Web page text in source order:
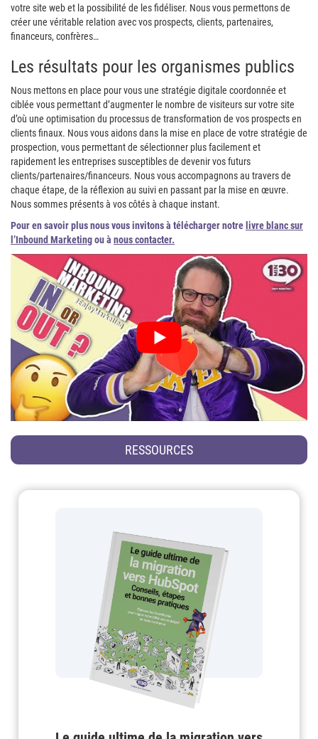
votre site web et la possibilité de les fidéliser. Nous vous permettons de
créer une véritable relation avec vos prospects, clients, partenaires,
financeurs, confrères…
Les résultats pour les organismes publics
Nous mettons en place pour vous une stratégie digitale coordonnée et
ciblée vous permettant d’augmenter le nombre de visiteurs sur votre site
d’où une optimisation du processus de transformation de vos prospects en
clients finaux. Nous vous aidons dans la mise en place de votre stratégie de
prospection, vous permettant de sélectionner plus facilement et
rapidement les entreprises susceptibles de devenir vos futurs
clients/partenaires/financeurs. Nous vous accompagnons au travers de
chaque étape, de la réflexion au suivi en passant par la mise en œuvre.
Nous sommes présents à vos côtés à chaque instant.
Pour en savoir plus nous vous invitons à télécharger notre livre blanc sur
l’Inbound Marketingou à nous contacter.
RESSOURCES